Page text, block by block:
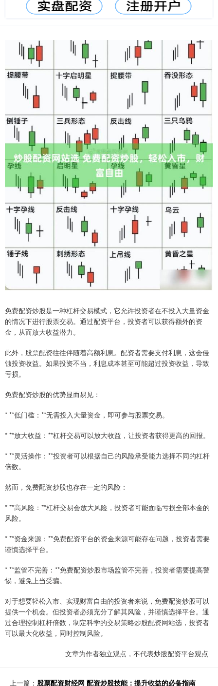
免费配资炒股是一种杠杆交易模式，它允许投资者在不投入大量资金
的情况下进行股票交易。通过配资平台，投资者可以获得额外的资
金，从而放大收益潜力。
此外，股票配资往往伴随着高额利息。配资者需要支付利息，这会侵
蚀投资收益。如果投资不当，利息成本甚至可能超过投资收益，导致
亏损。
免费配资炒股的优势显而易见：
* **低门槛：**无需投入大量资金，即可参与股票交易。
* **放大收益：**杠杆交易可以放大收益，让投资者获得更高的回报。
* **灵活操作：**投资者可以根据自己的风险承受能力选择不同的杠杆
倍数。
然而，免费配资炒股也存在一定的风险：
* **高风险：**杠杆交易会放大风险，投资者可能面临亏损全部本金的
风险。
* **资金来源：**免费配资平台的资金来源可能存在问题，投资者需要
谨慎选择平台。
* **监管不完善：**免费配资炒股市场监管不完善，投资者需要提高警
惕，避免上当受骗。
对于想要轻松入市、实现财富自由的投资者来说，免费配资炒股可以
提供一个机会。但投资者必须充分了解其风险，并谨慎选择平台。通
过合理控制杠杆倍数，制定科学的交易策略炒股配资网站选，投资者
可以最大化收益，同时控制风险。
文章为作者独立观点，不代表炒股配资平台观点
上一篇： 股票配资财经网 配资炒股技能：提升收益的必备指南